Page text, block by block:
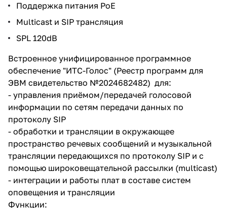
Поддержка питания PoE
Multicast и SIP трансляция
SPL 120dB
Встроенное унифицированное программное
обеспечение "ИТС-Голос" (Реестр программ для
ЭВМ свидетельство №2024682482) для:
- управления приёмом/передачей голосовой
информации по сетям передачи данных по
протоколу SIP
- обработки и трансляции в окружающее
пространство речевых сообщений и музыкальной
трансляции передающихся по протоколу SIP и с
помощью широковещательной рассылки (multicast)
- интеграции и работы плат в составе систем
оповещения и трансляции
Функции: